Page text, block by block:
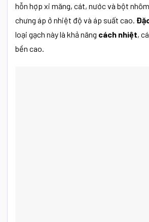
hỗn hợp xi măng, cát, nước và bột
chưng áp ở nhiệt độ và áp suất cao.
loại gạch này là khả năng cách nhiệt,
bền cao.